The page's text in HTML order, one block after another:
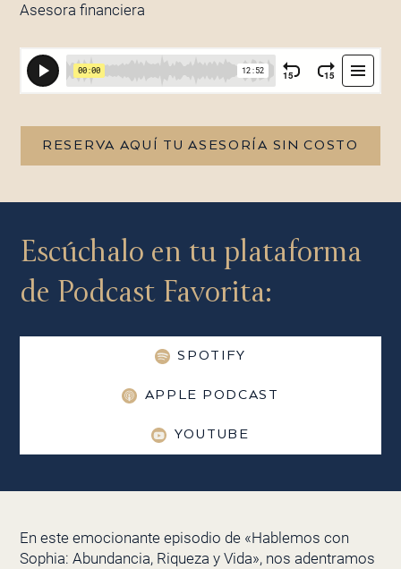
Asesora financiera
RESERVA AQUÍ TU ASESORÍA SIN COSTO
Escúchalo en tu plataforma
de Podcast Favorita:
SPOTIFY
APPLE PODCAST
YOUTUBE
En este emocionante episodio de «Hablemos con
Sophia: Abundancia, Riqueza y Vida», nos adentramos